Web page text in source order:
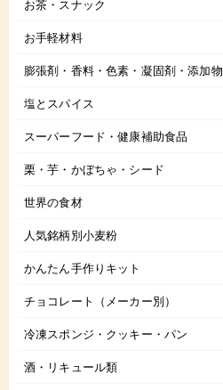
お茶・スナック
お手軽材料
膨張剤・香料・色素・凝固剤・添加物
塩とスパイス
スーパーフード・健康補助食品
栗・芋・かぼちゃ・シード
世界の食材
人気銘柄別小麦粉
かんたん手作りキット
チョコレート（メーカー別）
冷凍スポンジ・クッキー・パン
酒・リキュール類